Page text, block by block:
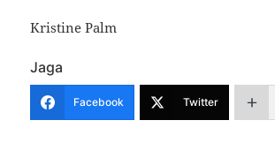
Kristine Palm
Jaga
Facebook Twitter